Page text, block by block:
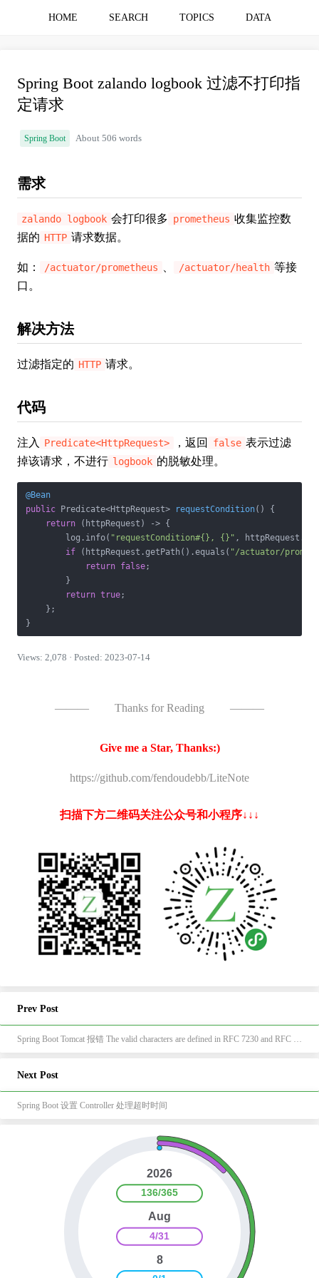
HOME SEARCH TOPICS DATA
Spring Boot zalando logbook 过滤不打印指
定请求
Spring Boot About 506 words
需求
zalando logbook 会打印很多 prometheus 收集监控数
据的 HTTP 请求数据。
如： /actuator/prometheus /actuator/health 等接
口。
解决方法
过滤指定的 HTTP 请求。
代码
注入 Predicate<HttpRequest> ，返回 false 表示过滤
掉该请求，不进行 logbook 的脱敏处理。
@Bean
public Predicate<HttpRequest> requestCondition()
{
return (httpRequest) -> {
        log.info(
"requestCondition#{}, {}" ,
if (httpRequest.getPath().equals( "/actuator/
return false;
        }
return true;
    };
}
Views: 2,078 · Posted: 2023-07-14
——— Thanks for Reading ———
Give me a Star, Thanks:)
https://github.com/fendoudebb/LiteNote
扫描下方二维码关注公众号和小程序↓↓↓
Prev Post
Next Post
Spring Boot 设置 Controller 处理超时时间